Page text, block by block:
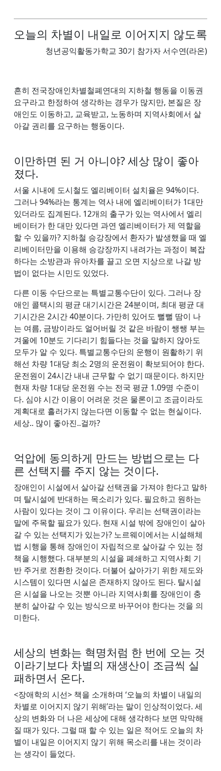
오늘의 차별이 내일로 이어지지 않도록
청년공익활동가학교 30기 참가자 서수연(라온)
흔히 전국장애인차별철폐연대의 지하철 행동을 이동권
요구라고 한정하여 생각하는 경우가 많지만, 본질은 장
애인도 이동하고, 교육받고, 노동하며 지역사회에서 살
아갈 권리를 요구하는 행동이다.
이만하면 된 거 아니야? 세상 많이 좋아
졌다.
서울 시내에 도시철도 엘리베이터 설치율은 94%이다.
그러나 94%라는 통계는 역사 내에 엘리베이터가 1대만
있더라도 집계된다. 12개의 출구가 있는 역사에서 엘리
베이터가 한 대만 있다면 과연 엘리베이터가 제 역할을
할 수 있을까? 지하철 승강장에서 환자가 발생했을 때 엘
리베이터만을 이용해 승강장까지 내려가는 과정이 복잡
하다는 소방관과 유아차를 끌고 오면 지상으로 나갈 방
법이 없다는 시민도 있었다.
다른 이동 수단으로는 특별교통수단이 있다. 그러나 장
애인 콜택시의 평균 대기시간은 24분이며, 최대 평균 대
기시간은 2시간 40분이다. 가만히 있어도 뻘뻘 땀이 나
는 여름, 금방이라도 얼어버릴 것 같은 바람이 쌩쌩 부는
겨울에 10분도 기다리기 힘들다는 것을 말하지 않아도
모두가 알 수 있다. 특별교통수단의 운행이 원활하기 위
해선 차량 1대당 최소 2명의 운전원이 확보되어야 한다.
운전원이 24시간 내내 근무할 수 없기 때문이다. 하지만
현재 차량 1대당 운전원 수는 전국 평균 1.09명 수준이
다. 심야 시간 이용이 어려운 것은 물론이고 조금이라도
계획대로 흘러가지 않는다면 이동할 수 없는 현실이다.
세상.. 많이 좋아진..걸까?
억압에 동의하게 만드는 방법으로는 다
른 선택지를 주지 않는 것이다.
장애인이 시설에서 살아갈 선택권을 가져야 한다고 말하
며 탈시설에 반대하는 목소리가 있다. 필요하고 원하는
사람이 있다는 것이 그 이유이다. 우리는 선택권이라는
말에 주목할 필요가 있다. 현재 시설 밖에 장애인이 살아
갈 수 있는 선택지가 있는가? 노르웨이에서는 시설해체
법 시행을 통해 장애인이 자립적으로 살아갈 수 있는 정
책을 시행했다. 대부분의 시설을 폐쇄하고 지역사회 기
반 주거로 전환한 것이다. 더불어 살아가기 위한 제도와
시스템이 있다면 시설은 존재하지 않아도 된다. 탈시설
은 시설을 나오는 것뿐 아니라 지역사회를 장애인이 충
분히 살아갈 수 있는 방식으로 바꾸어야 한다는 것을 의
미한다.
세상의 변화는 혁명처럼 한 번에 오는 것
이라기보다 차별의 재생산이 조금씩 실
패하면서 온다.
<장애학의 시선> 책을 소개하며 ‘오늘의 차별이 내일의
차별로 이어지지 않기 위해’라는 말이 인상적이었다. 세
상의 변화와 더 나은 세상에 대해 생각하다 보면 막막해
질 때가 있다. 그럴 때 할 수 있는 일은 적어도 오늘의 차
별이 내일은 이어지지 않기 위해 목소리를 내는 것이라
는 생각이 들었다.